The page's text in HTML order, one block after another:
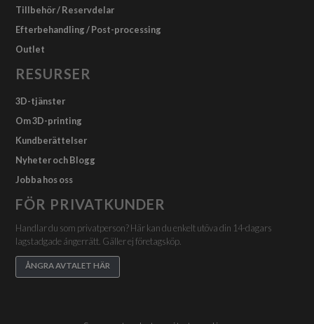
Tillbehör / Reservdelar
Efterbehandling / Post-processing
Outlet
RESURSER
3D-tjänster
Om 3D-printing
Kundberättelser
Nyheter och Blogg
Jobba hos oss
FÖR PRIVATKUNDER
Handlar du som privatperson? Här kan du enkelt utöva din 14-dagars
lagstadgade ångerrätt. Gäller ej företagsköp.
ÅNGRA AVTALET HÄR